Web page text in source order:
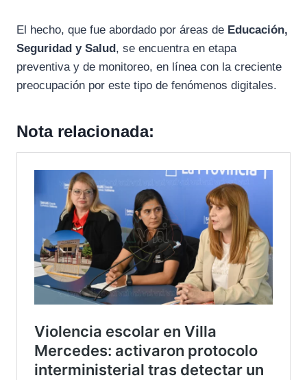
El hecho, que fue abordado por áreas de Educación,
Seguridad y Salud, se encuentra en etapa
preventiva y de monitoreo, en línea con la creciente
preocupación por este tipo de fenómenos digitales.
Nota relacionada: